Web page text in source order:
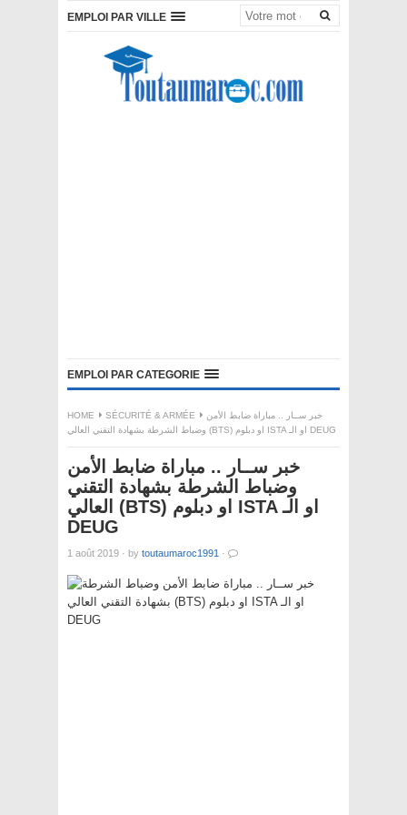
EMPLOI PAR VILLE
EMPLOI PAR CATEGORIE
HOME SÉCURITÉ & ARMÉE
خبر ســار .. مباراة ضابط الأمن
وضباط الشرطة بشهادة التقني العالي (BTS) او دبلوم ISTA او الـ DEUG
خبر ســار .. مباراة ضابط الأمن
وضباط الشرطة بشهادة التقني
العالي (BTS) او دبلوم ISTA او الـ
DEUG
1 août 2019 · by toutaumaroc1991 ·